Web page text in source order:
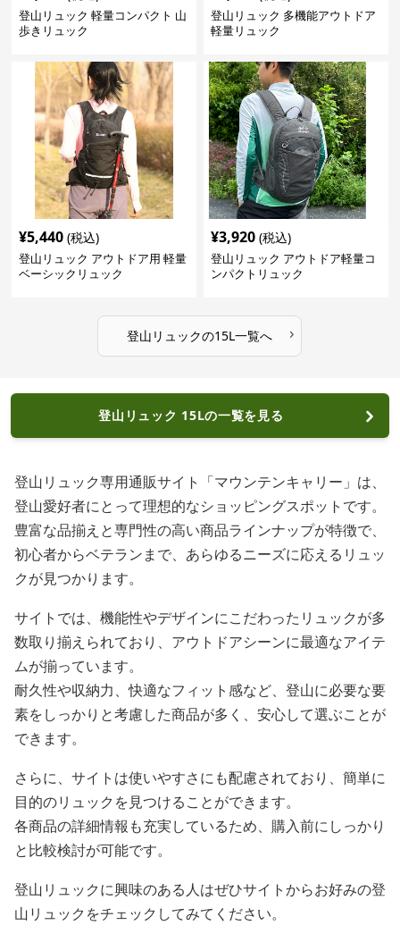
登山リュック 軽量コンパクト 山
歩きリュック
登山リュック 多機能アウトドア
軽量リュック
¥5,440 (税込)
登山リュック アウトドア用 軽量
ベーシックリュック
¥3,920 (税込)
登山リュック アウトドア軽量コ
ンパクトリュック
登山リュックの15L一覧へ ›
登山リュック 15Lの一覧を見る
登山リュック専用通販サイト「マウンテンキャリー」は、
登山愛好者にとって理想的なショッピングスポットです。
豊富な品揃えと専門性の高い商品ラインナップが特徴で、
初心者からベテランまで、あらゆるニーズに応えるリュッ
クが見つかります。
サイトでは、機能性やデザインにこだわったリュックが多
数取り揃えられており、アウトドアシーンに最適なアイテ
ムが揃っています。
耐久性や収納力、快適なフィット感など、登山に必要な要
素をしっかりと考慮した商品が多く、安心して選ぶことが
できます。
さらに、サイトは使いやすさにも配慮されており、簡単に
目的のリュックを見つけることができます。
各商品の詳細情報も充実しているため、購入前にしっかり
と比較検討が可能です。
登山リュックに興味のある人はぜひサイトからお好みの登
山リュックをチェックしてみてください。